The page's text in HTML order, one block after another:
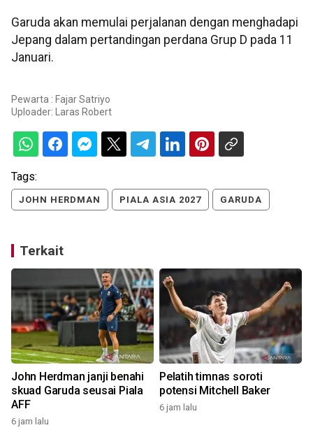
Garuda akan memulai perjalanan dengan menghadapi
Jepang dalam pertandingan perdana Grup D pada 11
Januari.
Pewarta : Fajar Satriyo
Uploader: Laras Robert
Tags:
JOHN HERDMAN PIALA ASIA 2027 GARUDA
Terkait
John Herdman janji benahi
skuad Garuda seusai Piala
AFF
6 jam lalu
Pelatih timnas soroti
potensi Mitchell Baker
6 jam lalu